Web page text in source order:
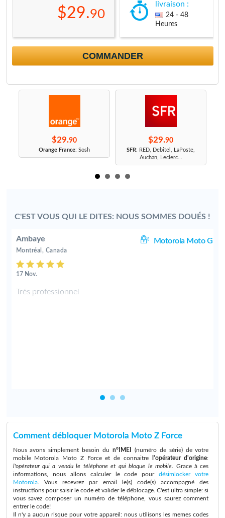
$29.90
livraison :
24 - 48
Heures
COMMANDER
$29.90
Orange France: Sosh
$29.90
SFR: RED, Debitel, LaPoste,
Auchan, Leclerc...
C'EST VOUS QUI LE DITES: NOUS SOMMES DOUÉS !
Ambaye Motorola Moto G
Montréal, Canada
17 Nov.
Trés professionnel
Comment débloquer Motorola Moto Z Force
Nous avons simplement besoin du n°IMEI
(numéro de série) de votre
mobile Motorola Moto Z Force et de connaitre
l'opérateur d'origine:
l'opérateur qui a vendu le téléphone et qui bloque le mobile . Grace à ces
informations, nous allons calculer le code pourdésimlocker votre
Motorola. Vous recevrez par email le(s) code(s) accompagné des
instructions pour saisir le code et valider le déblocage. C'est ultra simple: si
vous savez composer un numéro de téléphone, vous saurez comment
entrer le code!
Il n'y a aucun risque pour votre appareil: nous utilisons les memes codes